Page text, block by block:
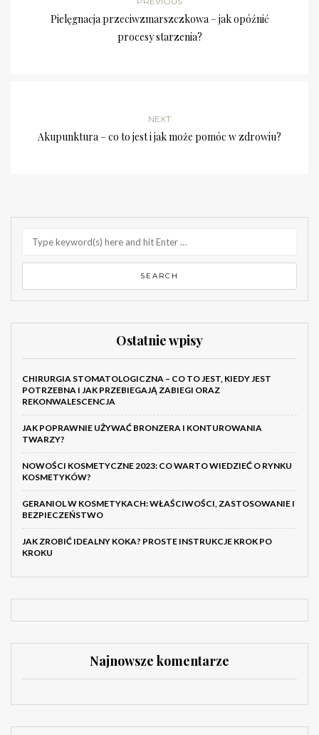
Pielęgnacja przeciwzmarszczkowa – jak opóźnić
procesy starzenia?
NEXT
Akupunktura – co to jest i jak może pomóc w zdrowiu?
Ostatnie wpisy
CHIRURGIA STOMATOLOGICZNA – CO TO JEST, KIEDY JEST
POTRZEBNA I JAK PRZEBIEGAJĄ ZABIEGI ORAZ
REKONWALESCENCJA
JAK POPRAWNIE UŻYWAĆ BRONZERA I KONTUROWANIA
TWARZY?
NOWOŚCI KOSMETYCZNE 2023: CO WARTO WIEDZIEĆ O RYNKU
KOSMETYKÓW?
GERANIOL W KOSMETYKACH: WŁAŚCIWOŚCI, ZASTOSOWANIE I
BEZPIECZEŃSTWO
JAK ZROBIĆ IDEALNY KOKA? PROSTE INSTRUKCJE KROK PO
KROKU
Najnowsze komentarze